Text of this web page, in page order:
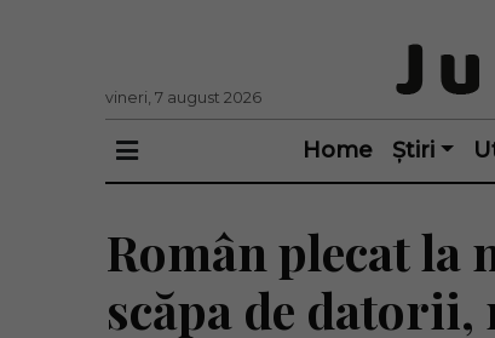
vineri, 7 august 2026
Home Știri
Român plecat la
scăpa de datorii,